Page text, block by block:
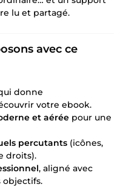
lu et partagé.
avec ce
donne
votre ebook.
et aérée pour une
percutants (icônes,
droits).
, aligné avec
objectifs.